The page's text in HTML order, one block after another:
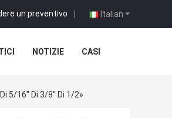
Italian
un preventivo |
NOTIZIE CASI
5/16" Di 3/8" Di 1/2»